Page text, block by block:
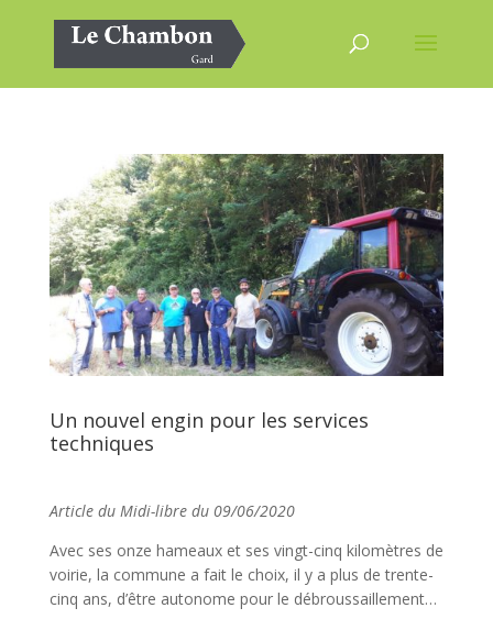
Un nouvel engin pour les services
techniques
Article du Midi-libre du 09/06/2020
Avec ses onze hameaux et ses vingt-cinq kilomètres de
voirie, la commune a fait le choix, il y a plus de trente-
cinq ans, d’être autonome pour le débroussaillement…